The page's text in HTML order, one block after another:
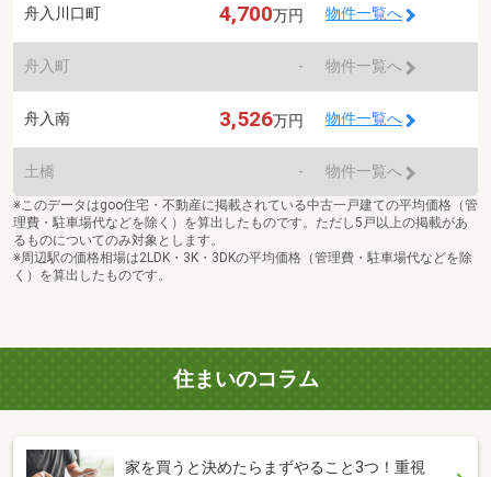
舟入川口町 4,700万円 物件一覧へ
舟入町 - 物件一覧へ
舟入南 3,526万円 物件一覧へ
土橋 - 物件一覧へ
※このデータはgoo住宅・不動産に掲載されている中古一戸建ての平均価格（管
理費・駐車場代などを除く）を算出したものです。ただし5戸以上の掲載があ
るものについてのみ対象とします。
※周辺駅の価格相場は2LDK・3K・3DKの平均価格（管理費・駐車場代などを除
く）を算出したものです。
住まいのコラム
家を買うと決めたらまずやること3つ！重視